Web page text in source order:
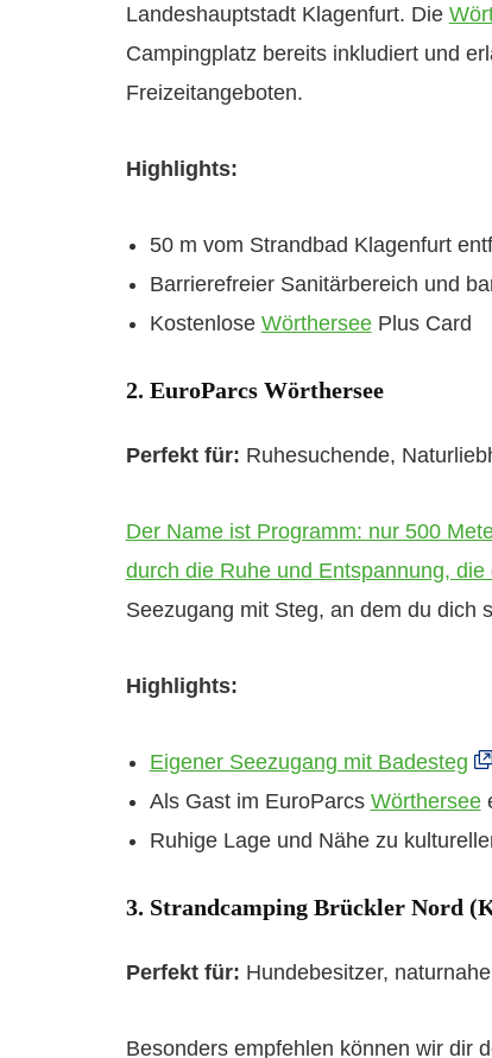
Landeshauptstadt Klagenfurt. Die
Campingplatz bereits inkludiert und
Freizeitangeboten.
Highlights:
50 m vom Strandbad Klagenfurt
Barrierefreier Sanitärbereich und
Kostenlose WörtherseePlus Card
2. EuroParcs Wörthersee
Perfekt für: Ruhesuchende,
Der Name ist Programm: nur 500
durch die Ruhe und Entspannung, die
Seezugang mit Steg, an dem du dich
Highlights:
Eigener Seezugang mit Badesteg
Als Gast im EuroParcs Wörthersee
Ruhige Lage und Nähe zu
3. Strandcamping Brückler Nord
Perfekt für: Hundebesitzer,
Besonders empfehlen können wir dir